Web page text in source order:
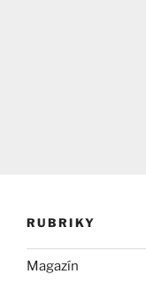
RUBRIKY
Magazín